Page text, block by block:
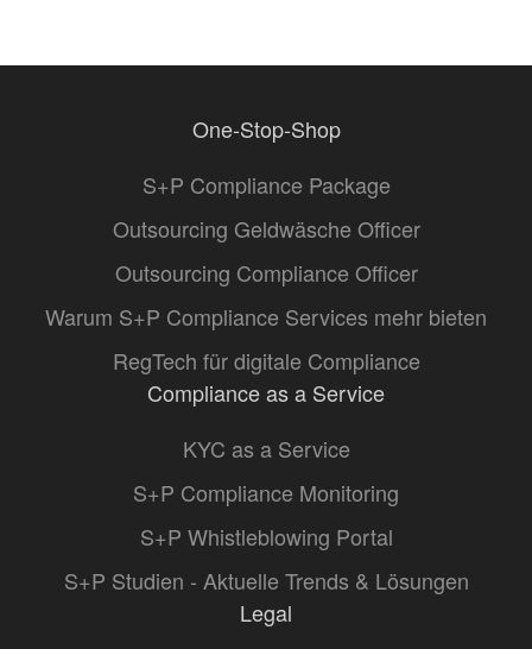
One-Stop-Shop
S+P Compliance Package
Outsourcing Geldwäsche Officer
Outsourcing Compliance Officer
Warum S+P Compliance Services mehr bieten
RegTech für digitale Compliance
Compliance as a Service
KYC as a Service
S+P Compliance Monitoring
S+P Whistleblowing Portal
S+P Studien - Aktuelle Trends & Lösungen
Legal